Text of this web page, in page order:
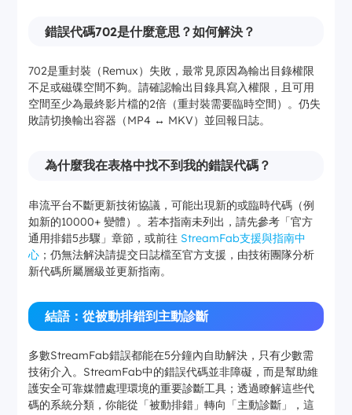
錯誤代碼702是什麼意思？如何解決？
702是重封裝（Remux）失敗，最常見原因為輸出目錄權限
不足或磁碟空間不夠。請確認輸出目錄具寫入權限，且可用
空間至少為最終影片檔的2倍（重封裝需要臨時空間）。仍失
敗請切換輸出容器（MP4 ↔ MKV）並回報日誌。
為什麼我在表格中找不到我的錯誤代碼？
串流平台不斷更新技術協議，可能出現新的或臨時代碼（例
如新的10000+ 變體）。若本指南未列出，請先參考「官方
通用排錯5步驟」章節，或前往 StreamFab支援與指南中
心 ；仍無法解決請提交日誌檔至官方支援，由技術團隊分析
新代碼所屬層級並更新指南。
結語：從被動排錯到主動診斷
多數StreamFab錯誤都能在5分鐘內自助解決，只有少數需
技術介入。StreamFab中的錯誤代碼並非障礙，而是幫助維
護安全可靠媒體處理環境的重要診斷工具；透過瞭解這些代
碼的系統分類，你能從「被動排錯」轉向「主動診斷」，這